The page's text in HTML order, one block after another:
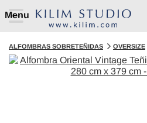
Menu
ALFOMBRAS SOBRETEÑIDAS OVERSIZE